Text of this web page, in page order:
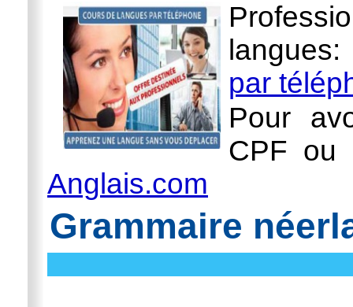
par
Pour
CPF ou
Anglais.com
Grammaire